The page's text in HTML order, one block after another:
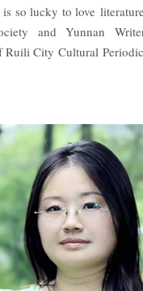
so lucky to love
and Yunnan
City Cultural